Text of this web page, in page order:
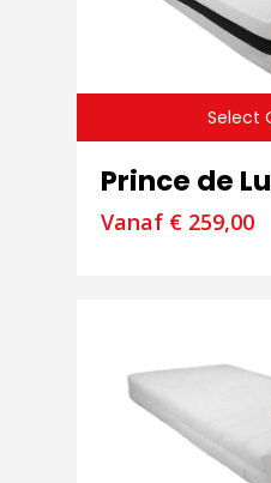
Select
Prince de
Vanaf € 259,00